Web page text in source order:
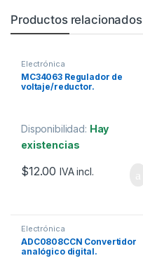
Productos relacionados
Electrónica
MC34063 Regulador de
voltaje/reductor.
Disponibilidad: Hay
existencias
$12.00 IVA incl.
Electrónica
ADC0808CCN Convertidor
analógico digital.